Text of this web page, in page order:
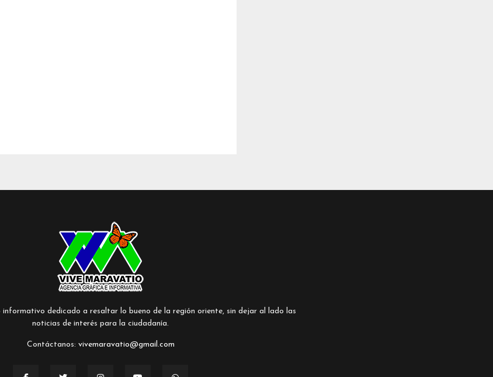
dedicado a resaltar lo bueno de la región oriente, sin dejar al lado las
noticias de interés para la ciudadanía.
Contáctanos: vivemaravatio@gmail.com